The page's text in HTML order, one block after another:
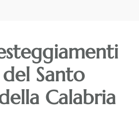
Santo
Calabria